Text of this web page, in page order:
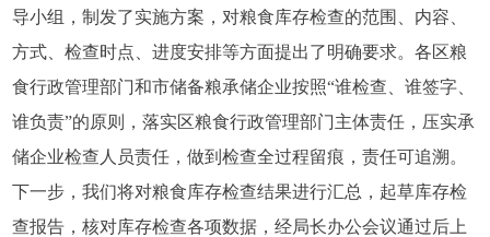
导小组，制发了实施方案，对粮食库存检查的范围、内容、
方式、检查时点、进度安排等方面提出了明确要求。各区粮
食行政管理部门和市储备粮承储企业按照“谁检查、谁签字、
谁负责”的原则，落实区粮食行政管理部门主体责任，压实承
储企业检查人员责任，做到检查全过程留痕，责任可追溯。
下一步，我们将对粮食库存检查结果进行汇总，起草库存检
查报告，核对库存检查各项数据，经局长办公会议通过后上